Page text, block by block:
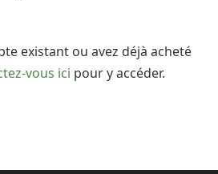
existant ou avez déjà acheté
vous ici pour y accéder.